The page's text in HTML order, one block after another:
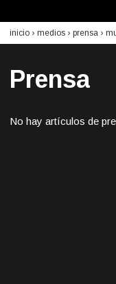
inicio › medios › prensa ›
Prensa
No hay artículos de